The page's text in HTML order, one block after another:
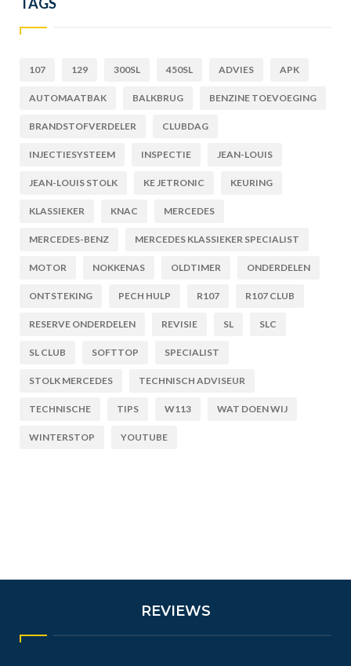
107 129 300SL 450SL ADVIES APK
AUTOMAATBAK BALKBRUG BENZINE TOEVOEGING
BRANDSTOFVERDELER CLUBDAG
INJECTIESYSTEEM INSPECTIE JEAN-LOUIS
JEAN-LOUIS STOLK KE JETRONIC KEURING
KLASSIEKER KNAC MERCEDES
MERCEDES-BENZ MERCEDES KLASSIEKER SPECIALIST
MOTOR NOKKENAS OLDTIMER ONDERDELEN
ONTSTEKING PECH HULP R107 R107 CLUB
RESERVE ONDERDELEN REVISIE SL SLC
SL CLUB SOFTTOP SPECIALIST
STOLK MERCEDES TECHNISCH ADVISEUR
TECHNISCHE TIPS W113 WAT DOEN WIJ
WINTERSTOP YOUTUBE
REVIEWS